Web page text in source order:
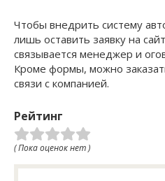
Чтобы внедрить систему
лишь оставить заявку на
связывается менеджер и
Кроме формы, можно
связи с компанией.
Рейтинг
( Пока оценок нет )